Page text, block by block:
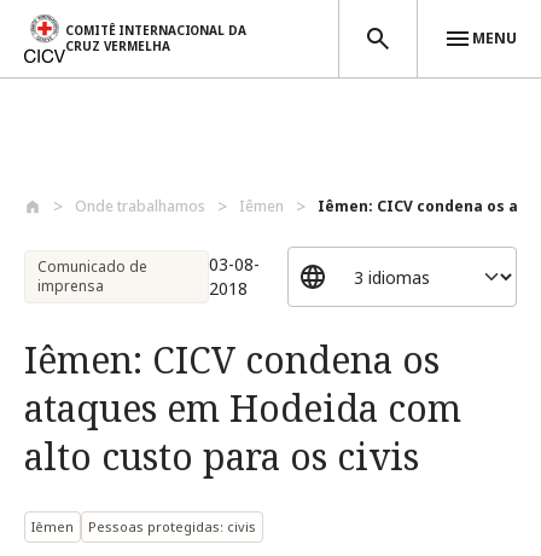
COMITÊ INTERNACIONAL DA
CRUZ VERMELHA
MENU
Onde trabalhamos Iêmen Iêmen: CICV condena os
Comunicado de
imprensa
03-08-
2018
Iêmen: CICV condena os
ataques em Hodeida com
alto custo para os civis
Iêmen Pessoas protegidas: civis